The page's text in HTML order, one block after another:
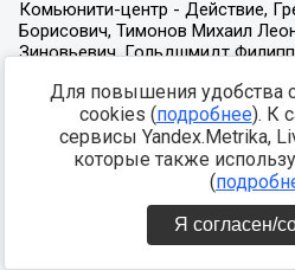
Для повышения удобства
cookies (подробнее). К
сервисы Yandex.Metrika,
которые также
(
Я согласен/